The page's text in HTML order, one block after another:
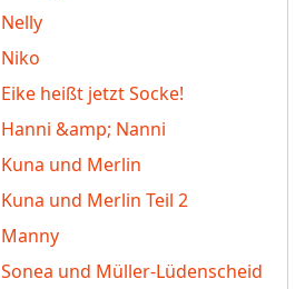
Nelly
Niko
Eike heißt jetzt Socke!
Hanni &amp; Nanni
Kuna und Merlin
Kuna und Merlin Teil 2
Manny
Sonea und Müller-Lüdenscheid